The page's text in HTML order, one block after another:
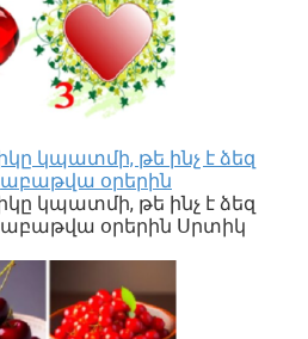
կպատմի, թե ինչ է ձեզ
օրերին
կպատմի, թե ինչ է ձեզ
օրերին Սրտիկ